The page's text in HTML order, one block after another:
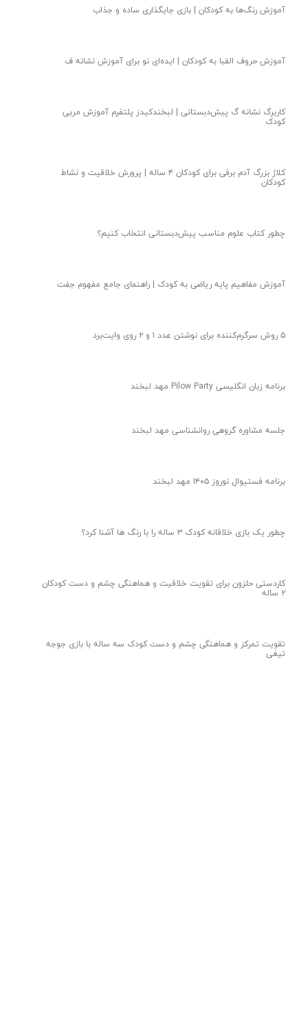
آموزش رنگ‌ها به کودکان | بازی جایگذاری ساده و جذاب
آموزش حروف الفبا به کودکان | ایده‌ای نو‌ برای آموزش نشانه ف
کاربرگ نشانه گ پیش‌دبستانی | لبخندکیدز پلتفرم آموزش مربی
کودک
کلاژ بزرگ آدم برفی برای کودکان ۴ ساله | پرورش خلاقیت و نشاط
کودکان
چطور کتاب علوم مناسب پیش‌دبستانی انتخاب کنیم؟
آموزش مفاهیم پایه ریاضی به کودک | راهنمای جامع مفهوم جفت
۵ روش سرگرم‌کننده برای نوشتن عدد ۱ و ۲ روی وایت‌برد
برنامه زبان انگلیسی Pilow Party مهد لبخند
جلسه مشاوره گروهی روانشناسی مهد لبخند
برنامه فستیوال نوروز ۱۴۰۵ مهد لبخند
چطور یک بازی خلاقانه کودک ۳ ساله را با رنگ ها آشنا کرد؟
کاردستی حلزون برای تقویت خلاقیت و هماهنگی چشم و دست کودکان
۲ ساله
تقویت تمرکز و هماهنگی چشم و دست کودک سه ساله با بازی جوجه
تیغی